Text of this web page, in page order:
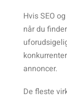
Hvis SEO
når du
annoncer.
De fleste